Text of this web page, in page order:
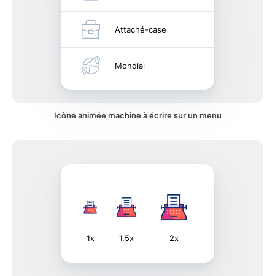
Attaché-case
Mondial
Icône animée machine à écrire sur un menu
1x 1.5x 2x